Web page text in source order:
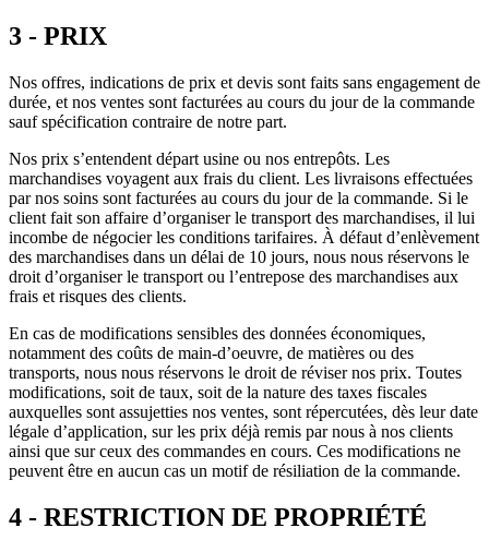
3 - PRIX
Nos offres, indications de prix et devis sont faits sans engagement de
durée, et nos ventes sont facturées au cours du jour de la commande
sauf spécification contraire de notre part.
Nos prix s’entendent départ usine ou nos entrepôts. Les
marchandises voyagent aux frais du client. Les livraisons effectuées
par nos soins sont facturées au cours du jour de la commande. Si le
client fait son affaire d’organiser le transport des marchandises, il lui
incombe de négocier les conditions tarifaires. À défaut d’enlèvement
des marchandises dans un délai de 10 jours, nous nous réservons le
droit d’organiser le transport ou l’entrepose des marchandises aux
frais et risques des clients.
En cas de modifications sensibles des données économiques,
notamment des coûts de main-d’oeuvre, de matières ou des
transports, nous nous réservons le droit de réviser nos prix. Toutes
modifications, soit de taux, soit de la nature des taxes fiscales
auxquelles sont assujetties nos ventes, sont répercutées, dès leur date
légale d’application, sur les prix déjà remis par nous à nos clients
ainsi que sur ceux des commandes en cours. Ces modifications ne
peuvent être en aucun cas un motif de résiliation de la commande.
4 - RESTRICTION DE PROPRIÉTÉ